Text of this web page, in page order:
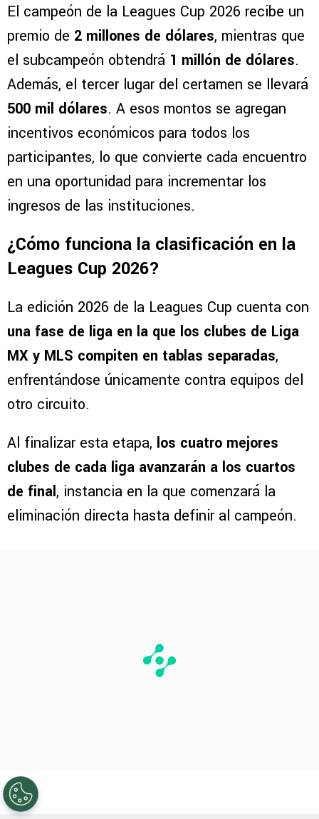
El campeón de la Leagues Cup 2026 recibe un
premio de 2 millones de dólares, mientras que
el subcampeón obtendrá 1 millón de dólares.
Además, el tercer lugar del certamen se llevará
500 mil dólares. A esos montos se agregan
incentivos económicos para todos los
participantes, lo que convierte cada encuentro
en una oportunidad para incrementar los
ingresos de las instituciones.
¿Cómo funciona la clasificación en la
Leagues Cup 2026?
La edición 2026 de la Leagues Cup cuenta con
una fase de liga en la que los clubes de Liga
MX y MLS compiten en tablas separadas,
enfrentándose únicamente contra equipos del
otro circuito.
Al finalizar esta etapa, los cuatro mejores
clubes de cada liga avanzarán a los cuartos
de final, instancia en la que comenzará la
eliminación directa hasta definir al campeón.